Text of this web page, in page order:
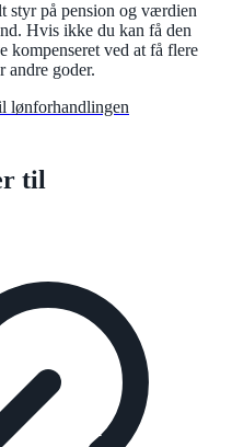
styr på pension og værdien
Hvis ikke du kan få den
kompenseret ved at få flere
andre goder.
lønforhandlingen
til